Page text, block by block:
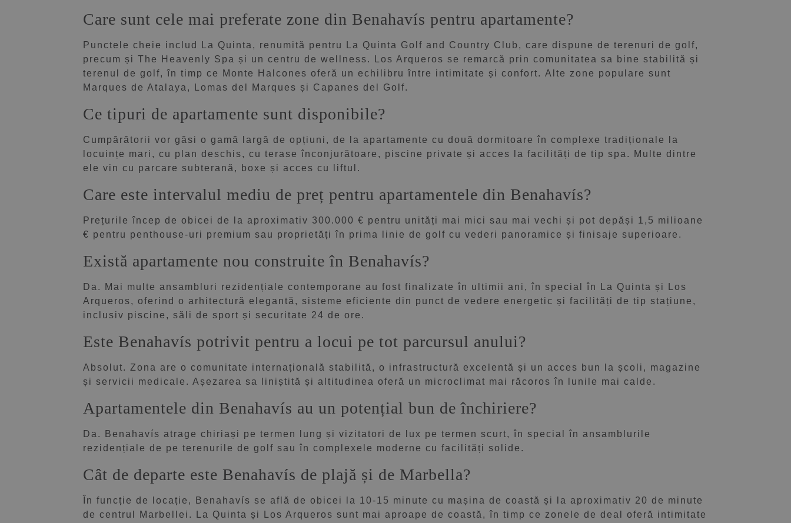
Care sunt cele mai preferate zone din Benahavís pentru apartamente?
Punctele cheie includ La Quinta, renumită pentru La Quinta Golf and Country Club, care dispune de terenuri de golf,
precum și The Heavenly Spa și un centru de wellness. Los Arqueros se remarcă prin comunitatea sa bine stabilită și
terenul de golf, în timp ce Monte Halcones oferă un echilibru între intimitate și confort. Alte zone populare sunt
Marques de Atalaya, Lomas del Marques și Capanes del Golf.
Ce tipuri de apartamente sunt disponibile?
Cumpărătorii vor găsi o gamă largă de opțiuni, de la apartamente cu două dormitoare în complexe tradiționale la
locuințe mari, cu plan deschis, cu terase înconjurătoare, piscine private și acces la facilități de tip spa. Multe dintre
ele vin cu parcare subterană, boxe și acces cu liftul.
Care este intervalul mediu de preț pentru apartamentele din Benahavís?
Prețurile încep de obicei de la aproximativ 300.000 € pentru unități mai mici sau mai vechi și pot depăși 1,5 milioane
€ pentru penthouse-uri premium sau proprietăți în prima linie de golf cu vederi panoramice și finisaje superioare.
Există apartamente nou construite în Benahavís?
Da. Mai multe ansambluri rezidențiale contemporane au fost finalizate în ultimii ani, în special în La Quinta și Los
Arqueros, oferind o arhitectură elegantă, sisteme eficiente din punct de vedere energetic și facilități de tip stațiune,
inclusiv piscine, săli de sport și securitate 24 de ore.
Este Benahavís potrivit pentru a locui pe tot parcursul anului?
Absolut. Zona are o comunitate internațională stabilită, o infrastructură excelentă și un acces bun la școli, magazine
și servicii medicale. Așezarea sa liniștită și altitudinea oferă un microclimat mai răcoros în lunile mai calde.
Apartamentele din Benahavís au un potențial bun de închiriere?
Da. Benahavís atrage chiriași pe termen lung și vizitatori de lux pe termen scurt, în special în ansamblurile
rezidențiale de pe terenurile de golf sau în complexele moderne cu facilități solide.
Cât de departe este Benahavís de plajă și de Marbella?
În funcție de locație, Benahavís se află de obicei la 10-15 minute cu mașina de coastă și la aproximativ 20 de minute
de centrul Marbellei. La Quinta și Los Arqueros sunt mai aproape de coastă, în timp ce zonele de deal oferă intimitate